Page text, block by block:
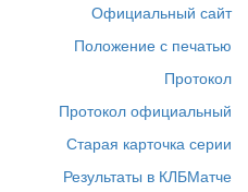
Официальный сайт
Положение с печатью
Протокол
Протокол официальный
Старая карточка серии
Результаты в КЛБМатче